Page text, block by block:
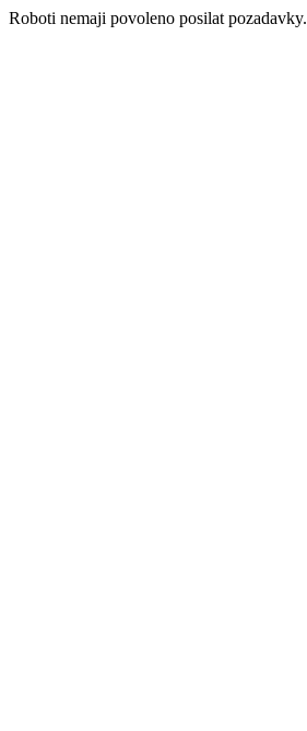
Roboti nemaji povoleno posilat pozadavky.